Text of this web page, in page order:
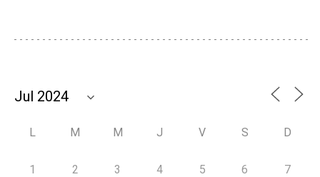
L M M J V S D
1 2 3 4 5 6 7